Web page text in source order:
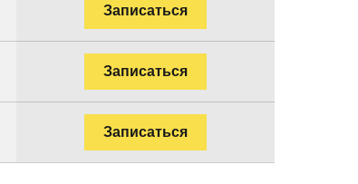
Записаться
Записаться
Записаться